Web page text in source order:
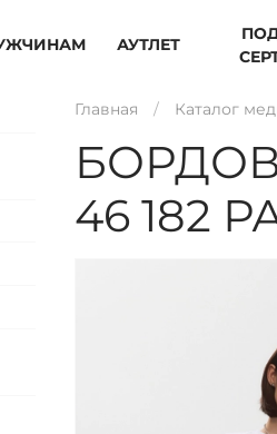
АУТЛЕТ
Главная Каталог
46 182